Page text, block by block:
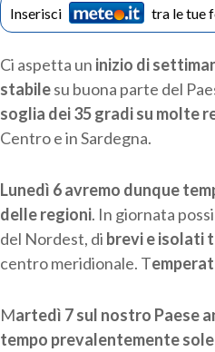
Inserisci tra le tue
Ci aspetta un inizio di
stabilesu buona parte del
soglia dei 35 gradi su molte
Centro e in Sardegna.
Lunedì 6 avremo dunque
delle regioni. In giornata
del Nordest, di brevi e isolati
centro meridionale. T
Martedì 7 sul nostro Paese
tempo prevalentemente